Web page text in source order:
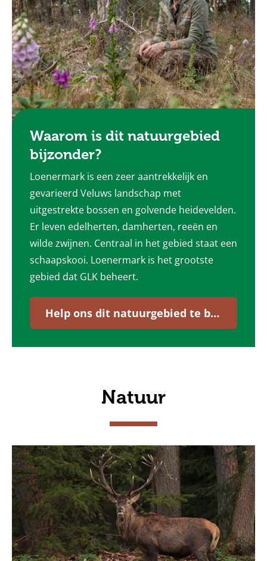
Waarom is dit natuurgebied
bijzonder?
Loenermark is een zeer aantrekkelijk en
gevarieerd Veluws landschap met
uitgestrekte bossen en golvende heidevelden.
Er leven edelherten, damherten, reeën en
wilde zwijnen. Centraal in het gebied staat een
schaapskooi. Loenermark is het grootste
gebied dat GLK beheert.
Help ons dit natuurgebied te beheren
Natuur